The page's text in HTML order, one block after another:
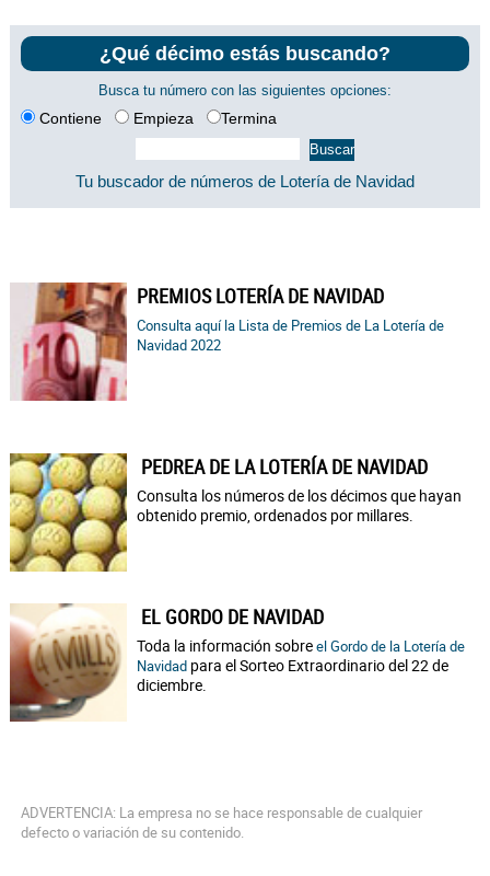
¿Qué décimo estás buscando?
Busca tu número con las siguientes opciones:
Contiene Empieza Termina
Tu buscador de números de Lotería de Navidad
PREMIOS LOTERÍA DE NAVIDAD
Consulta aquí la Lista de Premios de La Lotería de
Navidad 2022
PEDREA DE LA LOTERÍA DE NAVIDAD
Consulta los números de los décimos que hayan
obtenido premio, ordenados por millares.
EL GORDO DE NAVIDAD
Toda la información sobreel Gordo de la Lotería de
Navidad para el Sorteo Extraordinario del 22 de
diciembre.
ADVERTENCIA: La empresa no se hace responsable de cualquier
defecto o variación de su contenido.